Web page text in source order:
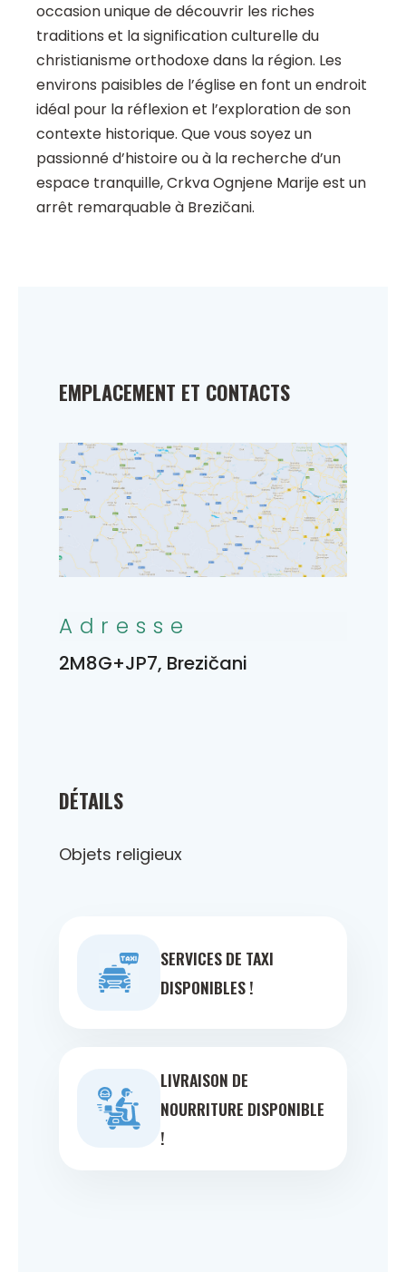
occasion unique de découvrir les riches
traditions et la signification culturelle du
christianisme orthodoxe dans la région. Les
environs paisibles de l’église en font un endroit
idéal pour la réflexion et l’exploration de son
contexte historique. Que vous soyez un
passionné d’histoire ou à la recherche d’un
espace tranquille, Crkva Ognjene Marije est un
arrêt remarquable à Brezičani.
DÉTAILS
Objets religieux
SERVICES DE TAXI
DISPONIBLES !
LIVRAISON DE
NOURRITURE DISPONIBLE
!
EMPLACEMENT ET CONTACTS
Adresse
2M8G+JP7, Brezičani